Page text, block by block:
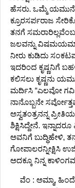
ಹೆಸರು. ಒಮ್ಮೆ
ಕ್ರೂರಸರ್ಪರಾಜ
ತನಗೆ
ಜಲವನ್ನು
ನೀರು ಕುಡಿದು
ಇದರಿಂದ ಕೃಷ್ಣನಿಗೆ
ಕಲಿಸಲು ಕೃಷ್ಣನು
ಮರ್ದಿಸಿ “ಎಲವೋ
ನಾನೊಬ್ಬನೇ
ಅಸ್ವತಂತ್ರನನ್ನ
ಶಿಕ್ಷಿಸಿದ್ದೇನೆ.
ಅವನಿಗೆ ಬುದ್ಧಿಹೇಳಿ,
ಗೋಪಾಲರನ್ನೀಕ್ಷಿಸಿ
ಅದಕ್ಕೂ ನಿನ್ನ
ವೆಂ : ಅಮ್ಮಾ,